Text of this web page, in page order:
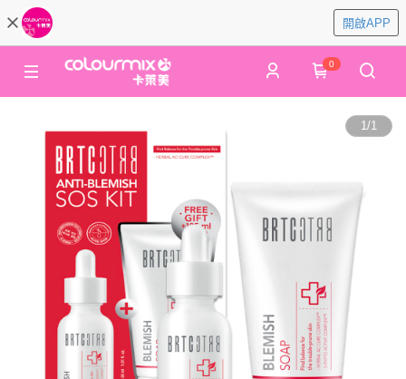
開啟APP
0
1/1